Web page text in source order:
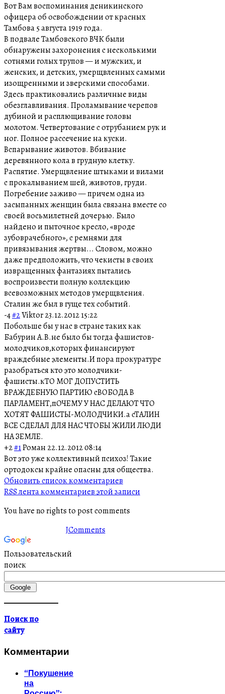
Вот Вам воспоминания деникинского
офицера об освобождении от красных
Тамбова 5 августа 1919 года.
В подвале Тамбовского ВЧК были
обнаружены захоронения с несколькими
сотнями голых трупов — и мужских, и
женских, и детских, умерщвленных самыми
изощренными и зверскими способами.
Здесь практиковались различные виды
обезглавливания. Проламывание черепов
дубиной и расплющивание головы
молотом. Четвертование с отрубанием рук и
ног. Полное рассечение на куски.
Вспарывание животов. Вбивание
деревянного кола в грудную клетку.
Распятие. Умерщвление штыками и вилами
с прокалыванием шей, животов, груди.
Погребение заживо — причем одна из
засыпанных женщин была связана вместе со
своей восьмилетней дочерью. Было
найдено и пыточное кресло, «вроде
зубоврачебного», с ремнями для
привязывания жертвы... Словом, можно
даже предположить, что чекисты в своих
извращенных фантазиях пытались
воспроизвести полную коллекцию
всевозможных методов умерщвления.
Сталин же был в гуще тех событий.
-4#2Viktor23.12.2012 15:22
Побольше бы у нас в стране таких как
Бабурин А.В.не было бы тогда фашистов-
молодчиков,которых финансируют
враждебные элементы.И пора прокуратуре
разобраться кто это молодчики-
фашисты.кТО МОГ ДОПУСТИТЬ
ВРАЖДЕБНУЮ ПАРТИЮ сВОБОДА В
ПАРЛАМЕНТ,пОЧЕМУ У НАС ДЕЛАЮТ ЧТО
ХОТЯТ ФАШИСТЫ-МОЛОДЧИКИ.а сТАЛИН
ВСЕ СДЕЛАЛ ДЛЯ НАС ЧТОБЫ ЖИЛИ ЛЮДИ
НА ЗЕМЛЕ.
+2#1Роман 22.12.2012 08:14
Вот это уже коллективный психоз! Такие
ортодоксы крайне опасны для общества.
Обновить список комментариев
RSS лента комментариев этой записи
You have no rights to post comments
JComments
Пользовательский
поиск
Поиск по
сайту
Комментарии
“Покушение
на